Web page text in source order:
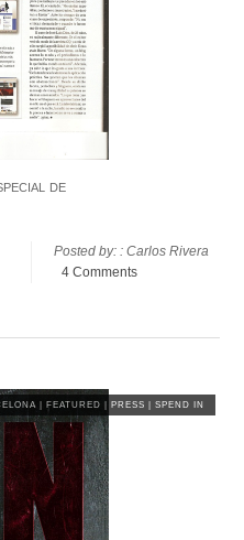
DE
Posted by: : Carlos Rivera
4 Comments
FEATURED PRESS SPEND IN